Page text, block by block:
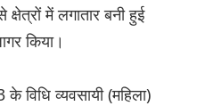
में लगातार बनी हुई
किया।
के विधि व्यवसायी (महिला)